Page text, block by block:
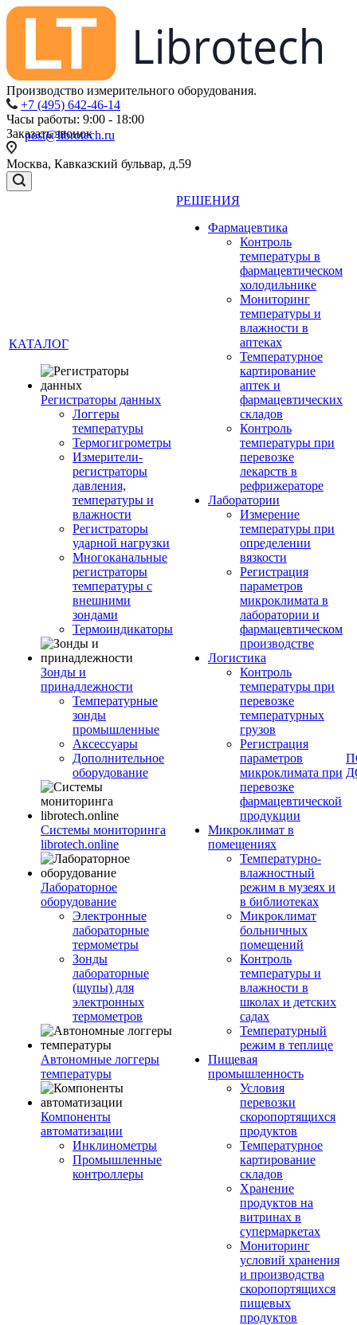
Производство измерительного оборудования.
+7 (495) 642-46-14
Часы работы: 9:00 - 18:00
post@librotech.ru
Заказать звонок
Москва, Кавказский бульвар, д.59
КАТАЛОГ
Регистраторы данных
Логгеры
температуры
Термогигрометры
Измерители-
регистраторы
давления,
температуры и
влажности
Регистраторы
ударной нагрузки
Многоканальные
регистраторы
температуры с
внешними
зондами
Термоиндикаторы
Зонды и
принадлежности
Температурные
зонды
промышленные
Аксессуары
Дополнительное
оборудование
Системы мониторинга
librotech.online
Лабораторное
оборудование
Электронные
лабораторные
термометры
Зонды
лабораторные
(щупы) для
электронных
термометров
Автономные логгеры
температуры
Компоненты
автоматизации
Инклинометры
Промышленные
контроллеры
РЕШЕНИЯ
Фармацевтика
Контроль
температуры в
фармацевтическом
холодильнике
Мониторинг
температуры и
влажности в
аптеках
Температурное
картирование
аптек и
фармацевтических
складов
Контроль
температуры при
перевозке
лекарств в
рефрижераторе
Лаборатории
Измерение
температуры при
определении
вязкости
Регистрация
параметров
микроклимата в
лаборатории и
фармацевтическом
производстве
Логистика
Контроль
температуры при
перевозке
температурных
грузов
Регистрация
параметров
микроклимата при
перевозке
фармацевтической
продукции
Микроклимат в
помещениях
Температурно-
влажностный
режим в музеях и
в библиотеках
Микроклимат
больничных
помещений
Контроль
температуры и
влажности в
школах и детских
садах
Температурный
режим в теплице
Пищевая
промышленность
Условия
перевозки
скоропортящихся
продуктов
Температурное
картирование
складов
Хранение
продуктов на
витринах в
супермаркетах
Мониторинг
условий хранения
и производства
скоропортящихся
пищевых
продуктов